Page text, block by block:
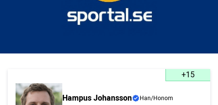
+15
Hampus Johansson
Han/Honom